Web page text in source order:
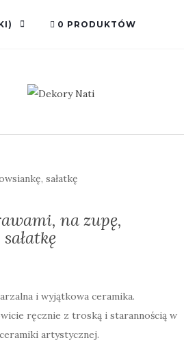
) 0 PRODUKTÓW
sałatkę
na zupę,
i wyjątkowa ceramika.
ręcznie z troską i starannością w
artystycznej.